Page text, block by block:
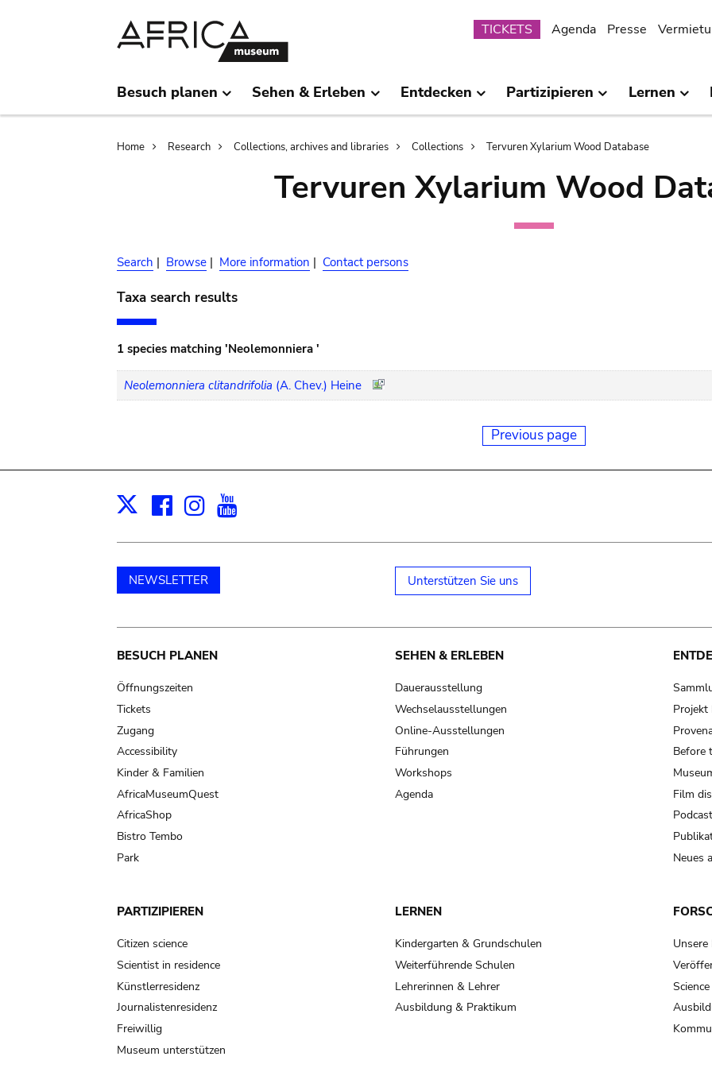
Submenu
TICKETS Agenda Presse
Besuch planen Sehen & Erleben Entdecken Partizipieren Lernen
Breadcrumb
Home Research Collections, archives and libraries Collections Tervuren Xylarium Wood Database
Tervuren Xylarium Wood
Search | Browse | More information | Contact persons
Taxa search results
1 species matching 'Neolemonniera '
Neolemonniera clitandrifolia (A. Chev.) Heine
Previous page
X Facebook
Instagram
NEWSLETTER Unterstützen Sie uns
Main
navigation
BESUCH PLANEN
Öffnungszeiten
Tickets
Zugang
Accessibility
Kinder & Familien
AfricaMuseumQuest
AfricaShop
Bistro Tembo
Park
SEHEN & ERLEBEN
Dauerausstellung
Wechselausstellungen
Online-Ausstellungen
Führungen
Workshops
Agenda
Projekt
Before
Film
Neues
PARTIZIPIEREN
Citizen science
Scientist in residence
Künstlerresidenz
Journalistenresidenz
Freiwillig
Museum unterstützen
LERNEN
Kindergarten & Grundschulen
Weiterführende Schulen
Lehrerinnen & Lehrer
Ausbildung & Praktikum